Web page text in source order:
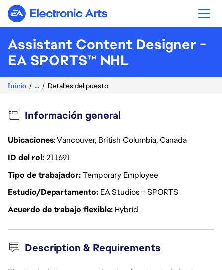
Electronic Arts
Assistant Content Designer -
EA SPORTS™ NHL
Inicio ... Detalles del puesto
Información general
Ubicaciones: Vancouver, British Columbia, Canada
ID del rol211691
Tipo de trabajadorTemporary Employee
Estudio/Departamento EA Studios - SPORTS
Acuerdo de trabajo flexible Hybrid
Description & Requirements